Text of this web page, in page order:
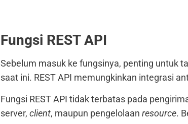
Fungsi REST API
Sebelum masuk ke fungsinya, penting untuk
saat ini. REST API memungkinkan integrasi
Fungsi REST API tidak terbatas pada
server, client, maupun pengelolaan resource.